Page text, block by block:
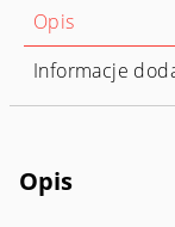
Opis
Informacje
Opis